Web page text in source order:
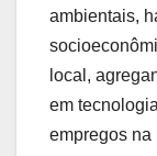
ambientais,
local,
em
empregos na